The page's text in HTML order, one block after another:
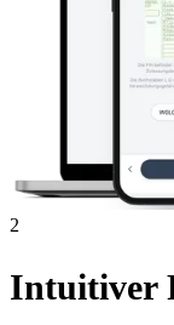
2
Intuitiver